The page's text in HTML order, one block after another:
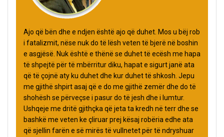
Ajo që bën dhe e ndjen është ajo që duhet. Mos u bëj rob
i fatalizmit, nëse nuk do të lësh veten të bjerë në boshin
e asgjësë. Nuk është e thënë se duhet të ecësh me hapa
të shpejtë për të mbërritur diku, hapat e sigurt janë ata
që të çojnë aty ku duhet dhe kur duhet të shkosh. Jepu
me gjithë shpirt asaj që e do me gjithë zemër dhe do të
shohësh se përveçse i pasur do të jesh dhe i lumtur.
Ushqeje me dritë gjithçka që jeta ta kredh në terr dhe se
bashkë me veten ke çliruar prej kësaj robëria edhe ata
që sjellin farën e së mirës të vullnetet për të ndryshuar